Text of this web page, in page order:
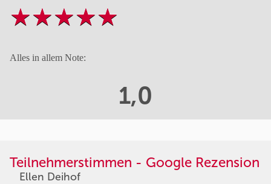
Alles in allem Note:
1,0
Teilnehmerstimmen - Google Rezension
Ellen Deihof